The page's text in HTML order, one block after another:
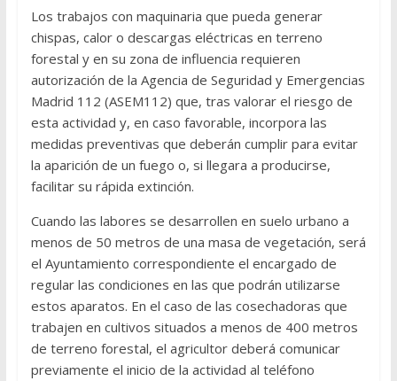
Los trabajos con maquinaria que pueda generar
chispas, calor o descargas eléctricas en terreno
forestal y en su zona de influencia requieren
autorización de la Agencia de Seguridad y Emergencias
Madrid 112 (ASEM112) que, tras valorar el riesgo de
esta actividad y, en caso favorable, incorpora las
medidas preventivas que deberán cumplir para evitar
la aparición de un fuego o, si llegara a producirse,
facilitar su rápida extinción.
Cuando las labores se desarrollen en suelo urbano a
menos de 50 metros de una masa de vegetación, será
el Ayuntamiento correspondiente el encargado de
regular las condiciones en las que podrán utilizarse
estos aparatos. En el caso de las cosechadoras que
trabajen en cultivos situados a menos de 400 metros
de terreno forestal, el agricultor deberá comunicar
previamente el inicio de la actividad al teléfono